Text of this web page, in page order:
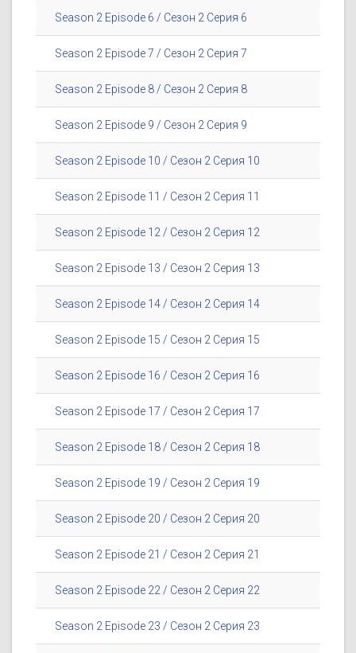
Season 2 Episode 6 / Сезон 2 Серия 6
Season 2 Episode 7 / Сезон 2 Серия 7
Season 2 Episode 8 / Сезон 2 Серия 8
Season 2 Episode 9 / Сезон 2 Серия 9
Season 2 Episode 10 / Сезон 2 Серия 10
Season 2 Episode 11 / Сезон 2 Серия 11
Season 2 Episode 12 / Сезон 2 Серия 12
Season 2 Episode 13 / Сезон 2 Серия 13
Season 2 Episode 14 / Сезон 2 Серия 14
Season 2 Episode 15 / Сезон 2 Серия 15
Season 2 Episode 16 / Сезон 2 Серия 16
Season 2 Episode 17 / Сезон 2 Серия 17
Season 2 Episode 18 / Сезон 2 Серия 18
Season 2 Episode 19 / Сезон 2 Серия 19
Season 2 Episode 20 / Сезон 2 Серия 20
Season 2 Episode 21 / Сезон 2 Серия 21
Season 2 Episode 22 / Сезон 2 Серия 22
Season 2 Episode 23 / Сезон 2 Серия 23